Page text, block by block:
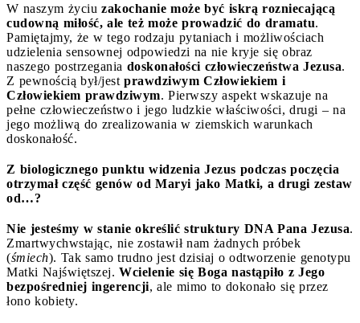
W naszym życiu zakochanie może być iskrą rozniecającą
cudowną miłość, ale też może prowadzić do dramatu.
Pamiętajmy, że w tego rodzaju pytaniach i możliwościach
udzielenia sensownej odpowiedzi na nie kryje się obraz
naszego postrzegania doskonałości człowieczeństwa Jezusa.
Z pewnością był/jest prawdziwym Człowiekiem i
Człowiekiem prawdziwym. Pierwszy aspekt wskazuje na
pełne człowieczeństwo i jego ludzkie właściwości, drugi – na
jego możliwą do zrealizowania w ziemskich warunkach
doskonałość.
Z biologicznego punktu widzenia Jezus podczas poczęcia
otrzymał część genów od Maryi jako Matki, a drugi zestaw
od…?
Nie jesteśmy w stanie określić struktury DNA Pana Jezusa.
Zmartwychwstając, nie zostawił nam żadnych próbek
(śmiech). Tak samo trudno jest dzisiaj o odtworzenie genotypu
Matki Najświętszej. Wcielenie się Boga nastąpiło z Jego
bezpośredniej ingerencji, ale mimo to dokonało się przez
łono kobiety.